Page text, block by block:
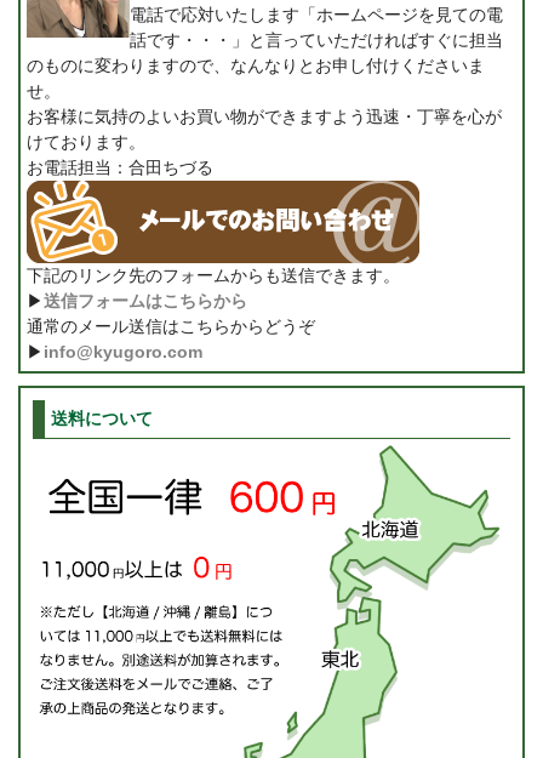
電話で応対いたします「ホームページを見ての電
話です・・・」と言っていただければすぐに担当
のものに変わりますので、なんなりとお申し付けくださいま
せ。
お客様に気持のよいお買い物ができますよう迅速・丁寧を心が
けております。
お電話担当：合田ちづる
下記のリンク先のフォームからも送信できます。
▶送信フォームはこちらから
通常のメール送信はこちらからどうぞ
▶ info@kyugoro.com
送料について